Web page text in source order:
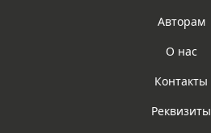
Авторам
О нас
Контакты
Реквизиты